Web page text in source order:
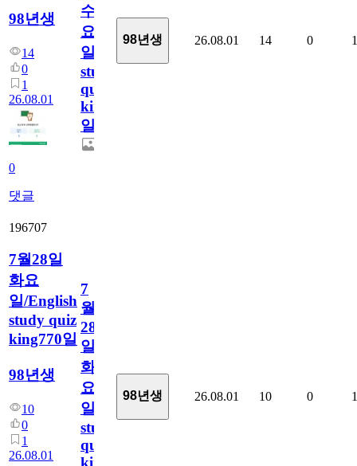
98년생
14
0
1
26.08.01
0
댓글
수
요
일/English
study
quiz
king771
일
98년생 26.08.01 14 0 1
196707
7월28일
화요
일/English
study quiz
king770일
98년생
10
0
1
26.08.01
7
월
28
일
화
요
일/English
study
quiz
king770
98년생 26.08.01 10 0 1